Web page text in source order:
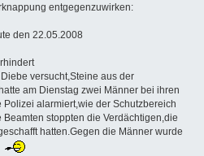
entgegenzuwirken:
den 22.05.2008
versucht,Steine aus der
am Dienstag zwei Männer bei ihren
alarmiert,wie der Schutzbereich
stoppten die Verdächtigen,die
hatten.Gegen die Männer wurde